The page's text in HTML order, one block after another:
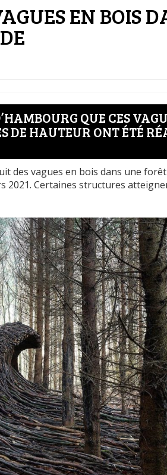
EN BOIS
QUE CES
DE HAUTEUR ONT ÉTÉ
des vagues en bois dans une
2021. Certaines structures